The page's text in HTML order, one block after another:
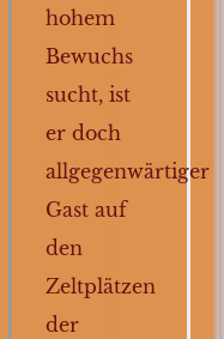
hohem
Bewuchs
sucht, ist
er doch
allgegenwärtiger
Gast auf
den
Zeltplätzen
der